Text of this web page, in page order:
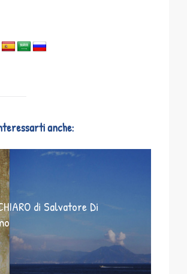
anche:
di Salvatore Di